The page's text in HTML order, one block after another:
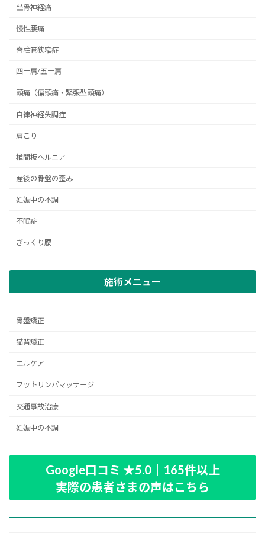
坐骨神経痛
慢性腰痛
脊柱管狭窄症
四十肩/五十肩
頭痛（偏頭痛・緊張型頭痛）
自律神経失調症
肩こり
椎間板ヘルニア
産後の骨盤の歪み
妊娠中の不調
不眠症
ぎっくり腰
施術メニュー
骨盤矯正
猫背矯正
エルケア
フットリンパマッサージ
交通事故治療
妊娠中の不調
Google口コミ ★5.0｜165件以上
実際の患者さまの声はこちら